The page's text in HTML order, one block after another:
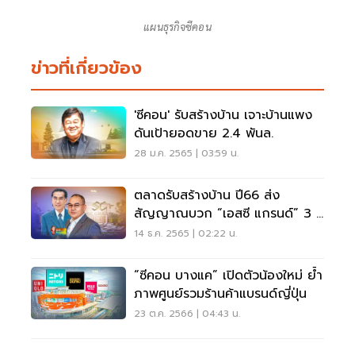
แผนธุรกิจซีคอน
ข่าวที่เกี่ยวข้อง
'ซีคอน' รับสร้างบ้าน เจาะบ้านแพง
ดันเป้ายอดขาย 2.4 พันล.
28 ม.ค. 2565 | 03:59 น.
ตลาดรับสร้างบ้าน ปี66 ส่ง
สัญญาณบวก “เอสซี แกรนด์” 3 ปี
โตเกินเป้า
14 ธ.ค. 2565 | 02:22 น.
“ซีคอน บางแค” เปิดตัวน้องใหม่ ย้ำ
ภาพศูนย์รวมร้านค้าแบรนด์ญี่ปุ่น
23 ต.ค. 2566 | 04:43 น.